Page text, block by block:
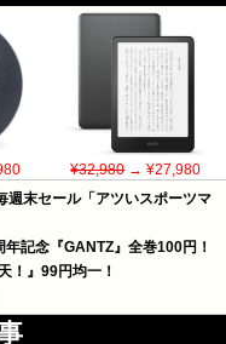
¥32,980→ ¥27,980
週末セール「アツいスポーツマ
記念『GANTZ』全巻100円！
！』99円均一！